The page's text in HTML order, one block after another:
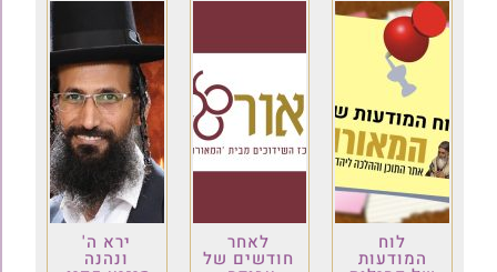
לוח
המודעות
לאחר
חודשים של
ירא ה'
ונהנה